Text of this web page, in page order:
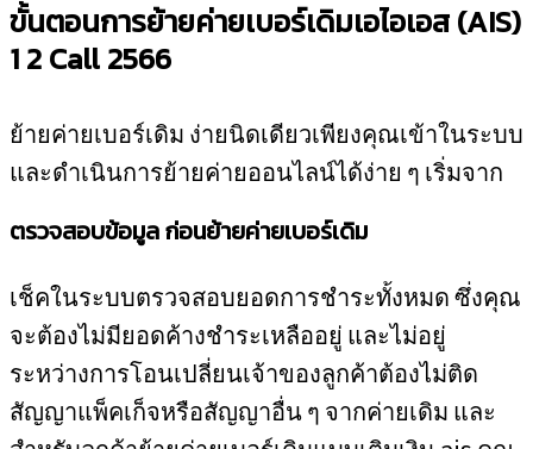
ขั้นตอนการย้ายค่ายเบอร์เดิมเอไอเอส (AIS)
1 2 Call 2566
ย้ายค่ายเบอร์เดิม ง่ายนิดเดียวเพียงคุณเข้าในระบบ
และดำเนินการย้ายค่ายออนไลน์ได้ง่าย ๆ เริ่มจาก
ตรวจสอบข้อมูล ก่อนย้ายค่ายเบอร์เดิม
เช็คในระบบตรวจสอบยอดการชำระทั้งหมด ซึ่งคุณ
จะต้องไม่มียอดค้างชำระเหลืออยู่ และไม่อยู่
ระหว่างการโอนเปลี่ยนเจ้าของลูกค้าต้องไม่ติด
สัญญาแพ็คเก็จหรือสัญญาอื่น ๆ จากค่ายเดิม และ